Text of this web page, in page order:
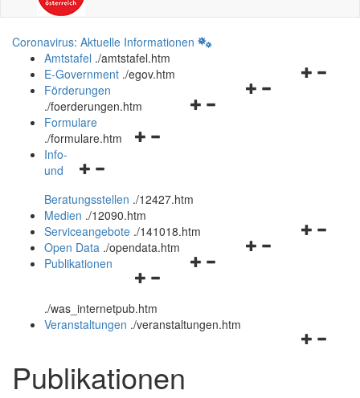
Coronavirus: Aktuelle Informationen
Amtstafel ./amtstafel.htm
Navigationsmenü
E-Government ./egov.htm
Navigationsmenü
Förderungen
./foerderungen.htm
Navigationsmenü
Formulare
./formulare.htm
Navigationsmenü
und
schließen
Info-
und
Beratungsstellen ./12427.htm
Medien ./12090.htm
Navigationsmenü
Serviceangebote ./141018.htm
Navigationsmenü
Open Data ./opendata.htm
Navigationsmenü
und
schließen
Publikationen
./was_internetpub.htm
Veranstaltungen ./veranstaltungen.htm
Publikationen